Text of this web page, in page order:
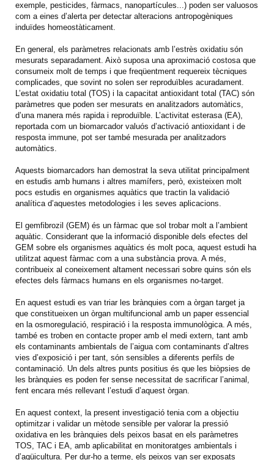
exemple, pesticides, fàrmacs, nanopartícules...) poden ser valuosos
com a eines d’alerta per detectar alteracions antropogèniques
induïdes homeostàticament.
En general, els paràmetres relacionats amb l’estrès oxidatiu són
mesurats separadament. Això suposa una aproximació costosa que
consumeix molt de temps i que freqüentment requereix tècniques
complicades, que sovint no solen ser reproduïbles acuradament.
L’estat oxidatiu total (TOS) i la capacitat antioxidant total (TAC) són
paràmetres que poden ser mesurats en analitzadors automàtics,
d’una manera més rapida i reproduïble. L’activitat esterasa (EA),
reportada com un biomarcador valuós d’activació antioxidant i de
resposta immune, pot ser també mesurada per analitzadors
automàtics.
Aquests biomarcadors han demostrat la seva utilitat principalment
en estudis amb humans i altres mamífers, però, existeixen molt
pocs estudis en organismes aquàtics que tractin la validació
analítica d’aquestes metodologies i les seves aplicacions.
El gemfibrozil (GEM) és un fàrmac que sol trobar molt a l’ambient
aquàtic. Considerant que la informació disponible dels efectes del
GEM sobre els organismes aquàtics és molt poca, aquest estudi ha
utilitzat aquest fàrmac com a una substància prova. A més,
contribueix al coneixement altament necessari sobre quins són els
efectes dels fàrmacs humans en els organismes no-target.
En aquest estudi es van triar les brànquies com a òrgan target ja
que constitueixen un òrgan multifuncional amb un paper essencial
en la osmoregulació, respiració i la resposta immunològica. A més,
també es troben en contacte proper amb el medi extern, tant amb
els contaminants ambientals de l’aigua com contaminants d’altres
vies d’exposició i per tant, són sensibles a diferents perfils de
contaminació. Un dels altres punts positius és que les biòpsies de
les brànquies es poden fer sense necessitat de sacrificar l’animal,
fent encara més rellevant l’estudi d’aquest òrgan.
En aquest context, la present investigació tenia com a objectiu
optimitzar i validar un mètode sensible per valorar la pressió
oxidativa en les brànquies dels peixos basat en els paràmetres
TOS, TAC i EA, amb aplicabilitat en monitoratges ambientals i
d’aqüicultura. Per dur-ho a terme, els peixos van ser exposats